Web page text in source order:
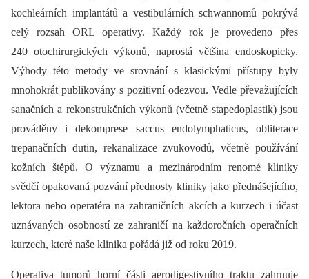
kochleárních implantátů a vestibulárních schwannomů pokrývá
celý rozsah ORL operativy. Každý rok je provedeno přes
240 otochirurgických výkonů, naprostá většina endoskopicky.
Výhody této metody ve srovnání s klasickými přístupy byly
mnohokrát publikovány s pozitivní odezvou. Vedle převažujících
sanačních a rekonstrukčních výkonů (včetně stapedoplastik) jsou
prováděny i dekomprese saccus endolymphaticus, obliterace
trepanačních dutin, rekanalizace zvukovodů, včetně používání
kožních štěpů. O významu a mezinárodním renomé kliniky
svědčí opakovaná pozvání přednosty kliniky jako přednášejícího,
lektora nebo operatéra na zahraničních akcích a kurzech i účast
uznávaných osobností ze zahraničí na každoročních operačních
kurzech, které naše klinika pořádá již od roku 2019.
Operativa tumorů horní části aerodigestivního traktu zahrnuje